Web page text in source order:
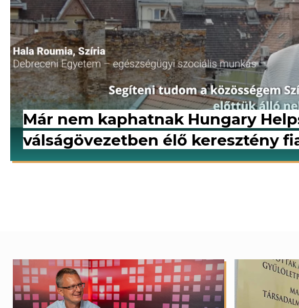
Már nem kaphatnak Hungary
válságövezetben élő keresztény